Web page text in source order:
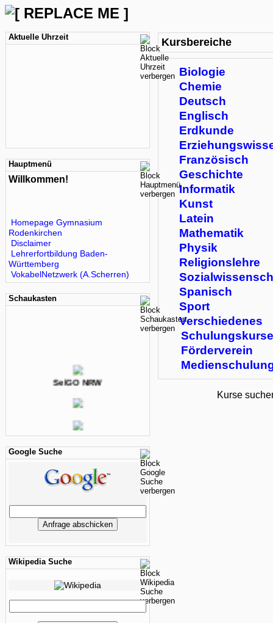
Aktuelle Uhrzeit
Hauptmenü
Willkommen!
Homepage Gymnasium
Rodenkirchen
Disclaimer
Lehrerfortbildung Baden-
Württemberg
VokabelNetzwerk (A.Scherren)
Schaukasten
SelGO NRW
Mozilla Firefox
GeoGebra
Google Suche
Wikipedia Suche
Kursbereiche
Biologie
Chemie
Deutsch
Englisch
Erdkunde
Französisch
Geschichte
Informatik
Kunst
Latein
Mathematik
Physik
Religionslehre
Spanisch
Sport
Verschiedenes
Schulungskurse
Förderverein
Kurse